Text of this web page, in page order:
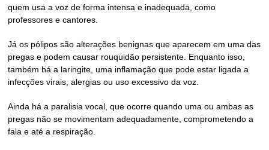
quem usa a voz de forma intensa e inadequada, como
professores e cantores.
Já os pólipossão alterações benignas que aparecem em uma das
pregas e podem causar rouquidão persistente. Enquanto isso,
também há a laringite , uma inflamação que pode estar ligada a
infecções virais, alergias ou uso excessivo da voz.
Ainda há a paralisia vocal , que ocorre quando uma ou ambas as
pregas não se movimentam adequadamente, comprometendo a
fala e até a respiração.